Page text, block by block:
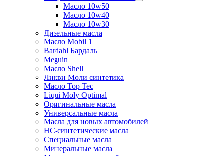
Масло 10w50
Масло 10w40
Масло 10w30
Дизельные масла
Масло Mobil 1
Bardahl Бардаль
Meguin
Масло Shell
Ликви Моли синтетика
Масло Top Tec
Liqui Moly Optimal
Оригинальные масла
Универсальные масла
Масла для новых автомобилей
HC-синтетические масла
Специальные масла
Минеральные масла